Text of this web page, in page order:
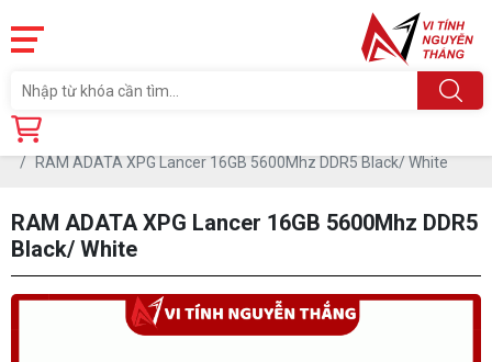
Trang chủ
RAM ADATA XPG Lancer 16GB 5600Mhz DDR5 Black/ White
RAM ADATA XPG Lancer 16GB 5600Mhz DDR5
Black/ White